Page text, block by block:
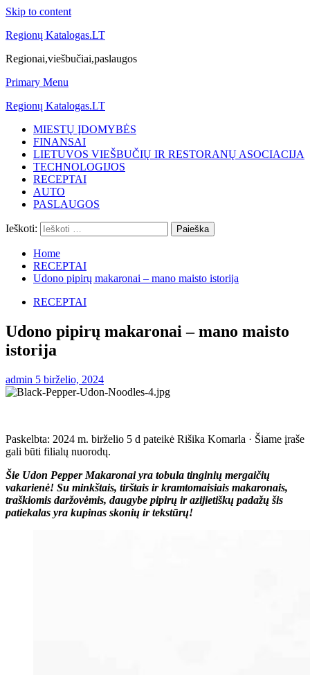
Skip to content
Regionų Katalogas.LT
Regionai,viešbučiai,paslaugos
Primary Menu
Regionų Katalogas.LT
MIESTŲ ĮDOMYBĖS
FINANSAI
LIETUVOS VIEŠBUČIŲ IR RESTORANŲ ASOCIACIJA
TECHNOLOGIJOS
RECEPTAI
AUTO
PASLAUGOS
Ieškoti:
Home
RECEPTAI
Udono pipirų makaronai – mano maisto istorija
RECEPTAI
Udono pipirų makaronai – mano maisto
istorija
admin 5 birželio, 2024
Paskelbta: 2024 m. birželio 5 d pateikė Rišika Komarla · Šiame įraše
gali būti filialų nuorodų.
Šie Udon Pepper Makaronai yra tobula tinginių mergaičių
vakarienė! Su minkštais, tirštais ir kramtomaisiais makaronais,
traškiomis daržovėmis, daugybe pipirų ir azijietiškų padažų šis
patiekalas yra kupinas skonių ir tekstūrų!